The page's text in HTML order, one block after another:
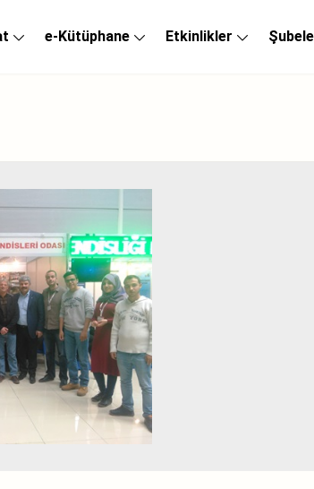
e-Kütüphane Etkinlikler